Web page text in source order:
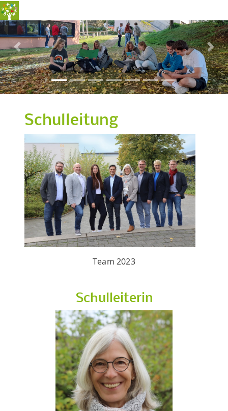
Previous Next
Schulleitung
Team 2023
Schulleiterin